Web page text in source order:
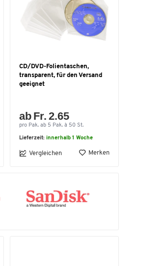
CD/DVD-Folientaschen,
transparent, für den Versand
geeignet
ab Fr. 2.65
pro Pak. ab 5 Pak. à 50 St.
Lieferzeit: innerhalb 1 Woche
Vergleichen Merken